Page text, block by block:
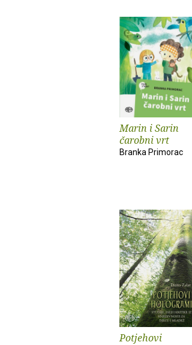
Marin i Sarin
čarobni vrt
Branka Primorac
Potjehovi